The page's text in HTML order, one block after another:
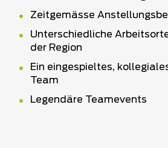
Zeitgemässe
Unterschiedliche
der Region
Ein eingespieltes,
Team
Legendäre Teamevents